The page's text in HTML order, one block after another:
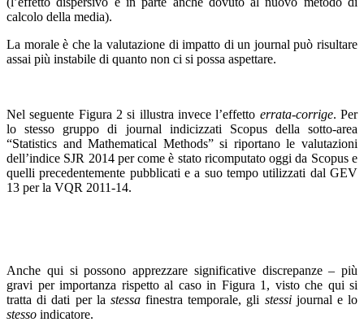
calcolo della media).
La morale è che la valutazione di impatto di un journal può risultare
assai più instabile di quanto non ci si possa aspettare.
Nel seguente Figura 2 si illustra invece l’effetto errata-corrige. Per
lo stesso gruppo di journal indicizzati Scopus della sotto-area
“Statistics and Mathematical Methods” si riportano le valutazioni
dell’indice SJR 2014 per come è stato ricomputato oggi da Scopus e
quelli precedentemente pubblicati e a suo tempo utilizzati dal GEV
13 per la VQR 2011-14.
Anche qui si possono apprezzare significative discrepanze – più
gravi per importanza rispetto al caso in Figura 1, visto che qui si
tratta di dati per la stessafinestra temporale, gli stessijournal e lo
stesso indicatore.